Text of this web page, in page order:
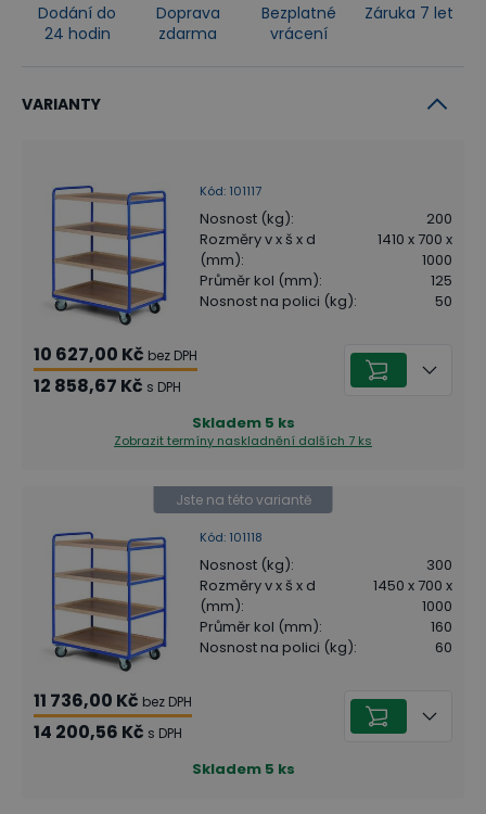
Dodání do
24 hodin
Doprava
zdarma
Bezplatné
vrácení
Záruka 7 let
VARIANTY
Kód: 101117
Nosnost (kg):
200
Rozměry v x š x d
(mm):
1410 x 700 x
1000
Průměr kol (mm):
125
Nosnost na polici (kg): 50
10 627,00 Kč bez DPH
12 858,67 Kč s DPH
Skladem 5 ks
Zobrazit termíny naskladnění dalších 7 ks
Kód: 101118
Jste na této variantě
Nosnost (kg):
300
Rozměry v x š x d
(mm):
1450 x 700 x
1000
Průměr kol (mm):
160
Nosnost na polici (kg): 60
11 736,00 Kč bez DPH
14 200,56 Kč s DPH
Skladem 5 ks